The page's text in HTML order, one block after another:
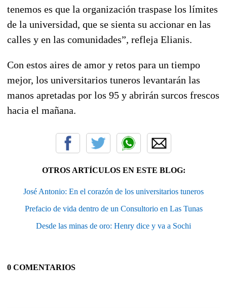
tenemos es que la organización traspase los límites
de la universidad, que se sienta su accionar en las
calles y en las comunidades”, refleja Elianis.
Con estos aires de amor y retos para un tiempo
mejor, los universitarios tuneros levantarán las
manos apretadas por los 95 y abrirán surcos frescos
hacia el mañana.
OTROS ARTÍCULOS EN ESTE BLOG:
José Antonio: En el corazón de los universitarios tuneros
Prefacio de vida dentro de un Consultorio en Las Tunas
Desde las minas de oro: Henry dice y va a Sochi
0 COMENTARIOS